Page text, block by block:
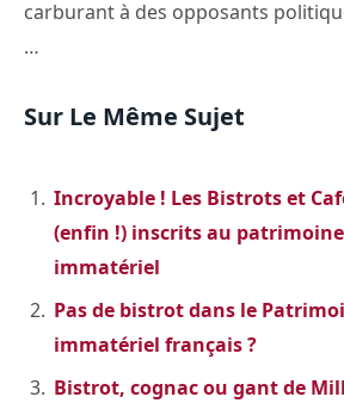
carburant à des opposants
…
Sur Le Même Sujet
Incroyable ! Les Bistrots et
(enfin !) inscrits au
immatériel
Pas de bistrot dans le
immatériel français ?
Bistrot, cognac ou gant de